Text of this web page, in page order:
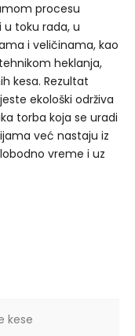
procesu
u toku rada, u
i veličinama, kao
heklanja,
kesa. Rezultat
ekološki održiva
torba koja se uradi
već nastaju iz
vreme i uz
kese